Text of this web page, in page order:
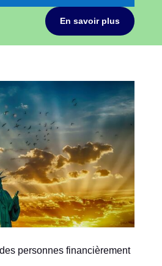
En savoir plus
personnes financièrement